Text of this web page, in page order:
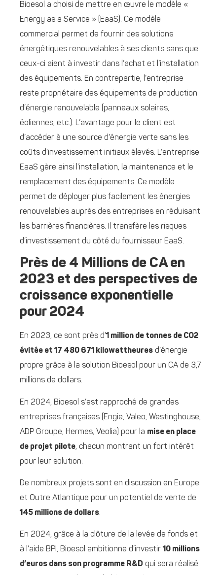
Bioesol a choisi de mettre en œuvre le modèle «
Energy as a Service » (EaaS). Ce modèle
commercial permet de fournir des solutions
énergétiques renouvelables à ses clients sans que
ceux-ci aient à investir dans l’achat et l’installation
des équipements. En contrepartie, l’entreprise
reste propriétaire des équipements de production
d’énergie renouvelable (panneaux solaires,
éoliennes, etc.). L’avantage pour le client est
d’accéder à une source d’énergie verte sans les
coûts d’investissement initiaux élevés. L’entreprise
EaaS gère ainsi l’installation, la maintenance et le
remplacement des équipements. Ce modèle
permet de déployer plus facilement les énergies
renouvelables auprès des entreprises en réduisant
les barrières financières. Il transfère les risques
d’investissement du côté du fournisseur EaaS.
Près de 4 Millions de CA en
2023 et des perspectives de
croissance exponentielle
pour 2024
En 2023, ce sont près d’1 million de tonnes de CO2
évitée et 17 480 671 kilowattheures d’énergie
propre grâce à la solution Bioesol pour un CA de 3,7
millions de dollars.
En 2024, Bioesol s’est rapproché de grandes
entreprises françaises (Engie, Valeo, Westinghouse,
ADP Groupe, Hermes, Veolia) pour la mise en place
de projet pilote, chacun montrant un fort intérêt
pour leur solution.
De nombreux projets sont en discussion en Europe
et Outre Atlantique pour un potentiel de vente de
145 millions de dollars.
En 2024, grâce à la clôture de la levée de fonds et
à l’aide BPI, Bioesol ambitionne d’investir 10 millions
d’euros dans son programme R&D qui sera réalisé